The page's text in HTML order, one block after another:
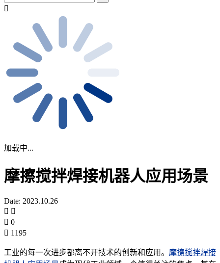
加载中...
摩擦搅拌焊接机器人应用场景
Date: 2023.10.26
0
1195
工业的每一次进步都离不开技术的创新和应用。 摩擦搅拌焊接